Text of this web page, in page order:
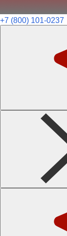
+7 (800) 101-0237